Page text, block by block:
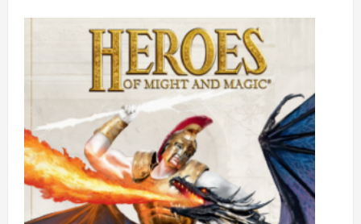
RECENZJA:
CZELUŚĆ
Przeszłość,
która
chce
odejść